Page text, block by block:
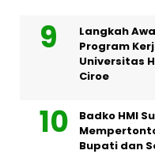
Langkah
Program
Universitas
Ciroe
Badko HMI
Bupati dan